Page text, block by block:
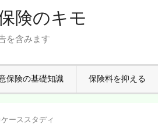
険のキモ
を含みます
保険の基礎知識 保険料を抑える
ケーススタディ